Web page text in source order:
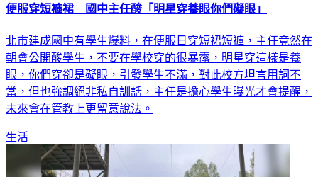
便服穿短褲裙 國中主任酸「明星穿養眼你們礙眼」
北市建成國中有學生爆料，在便服日穿短裙短褲，主任竟然在
朝會公開酸學生，不要在學校穿的很暴露，明星穿這樣是養
眼，你們穿卻是礙眼，引發學生不滿，對此校方坦言用詞不
當，但也強調絕非私自訓話，主任是擔心學生曝光才會提醒，
未來會在管教上更留意說法。
生活